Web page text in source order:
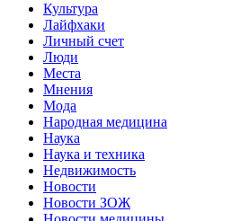
Культура
Лайфхаки
Личный счет
Люди
Места
Мнения
Мода
Народная медицина
Наука
Наука и техника
Недвижимость
Новости
Новости ЗОЖ